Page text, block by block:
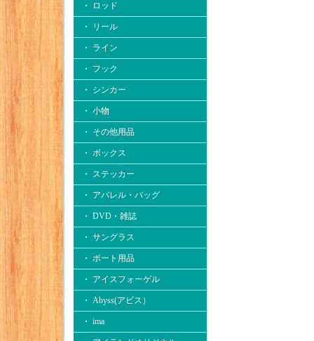
・ ロッド
・ リール
・ ライン
・ フック
・ シンカー
・ 小物
・ その他用品
・ ボックス
・ ステッカー
・ アパレル・バッグ
・ DVD・雑誌
・ サングラス
・ ボート用品
・ アイスフォーゲル
・ Abyss(アビス）
・ ima